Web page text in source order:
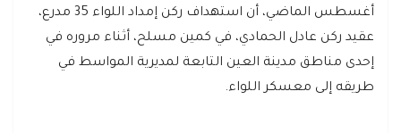
أغسطس الماضي، أن استهداف ركن إمداد اللواء 35 مدرع،
عقيد ركن عادل الحمادي، في كمين مسلح، أثناء مروره في
إحدى مناطق مدينة العين التابعة لمديرية المواسط في
طريقه إلى معسكر اللواء.